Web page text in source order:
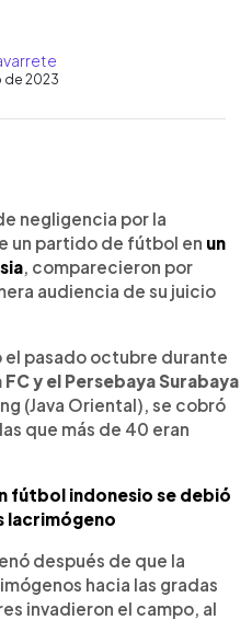
de 2023
negligencia por la
un partido de fútbol en un
, comparecieron por
audiencia de su juicio
el pasado octubre durante
FC y el Persebaya Surabaya
(Java Oriental), se cobró
que más de 40 eran
fútbol indonesio se debió
lacrimógeno
después de que la
hacia las gradas
invadieron el campo, al